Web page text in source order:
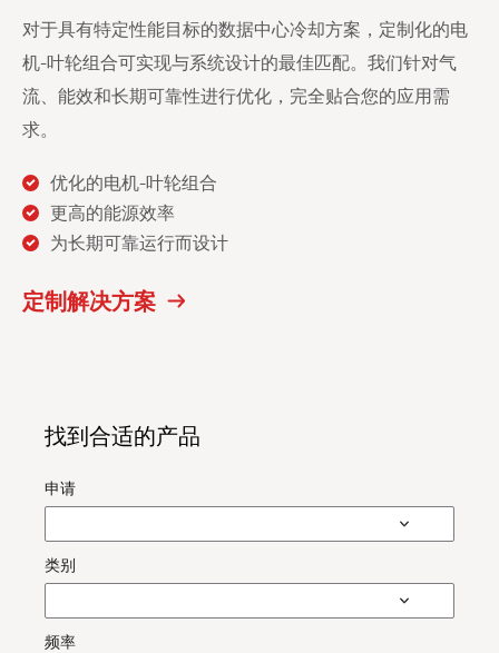
对于具有特定性能目标的数据中心冷却方案，定制化的电
机-叶轮组合可实现与系统设计的最佳匹配。我们针对气
流、能效和长期可靠性进行优化，完全贴合您的应用需
求。
优化的电机-叶轮组合
更高的能源效率
为长期可靠运行而设计
定制解决方案
找到合适的产品
申请
类别
频率